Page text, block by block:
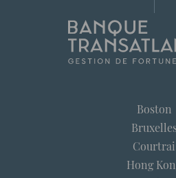
Boston
Courtrai
Hong